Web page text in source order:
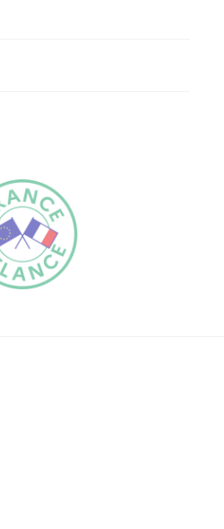
FR